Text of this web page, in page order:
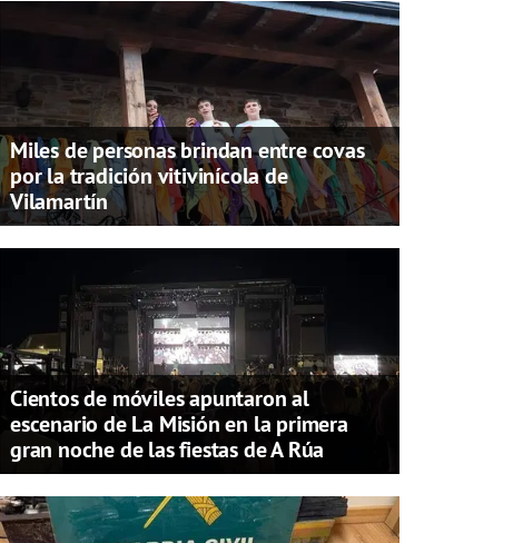
Miles de personas brindan entre covas
por la tradición vitivinícola de
Vilamartín
Cientos de móviles apuntaron al
escenario de La Misión en la primera
gran noche de las fiestas de A Rúa